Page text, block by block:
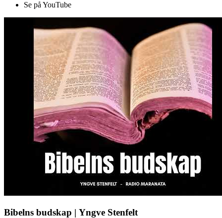
Se på YouTube
Bibelns budskap | Yngve Stenfelt